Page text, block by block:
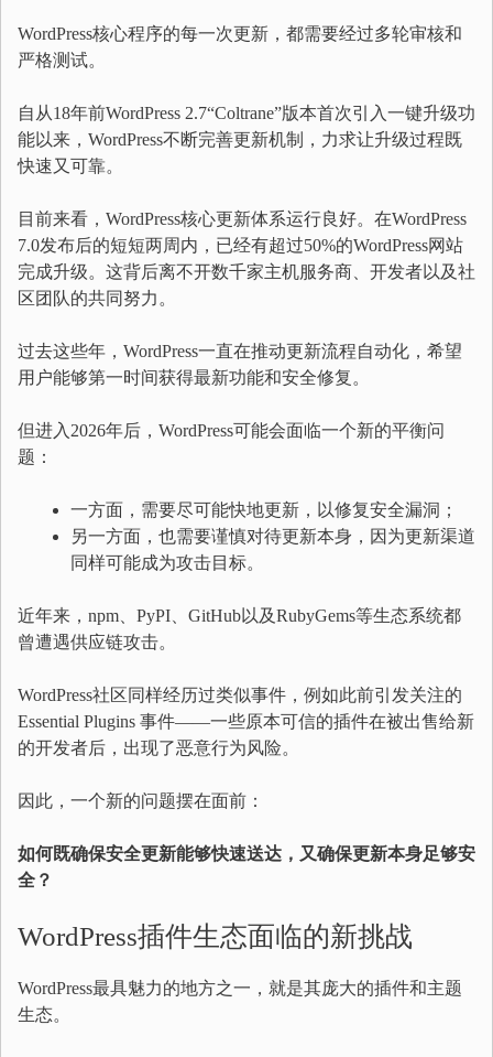
WordPress核心程序的每一次更新，都需要经过多轮审核和
严格测试。
自从18年前WordPress 2.7“Coltrane”版本首次引入一键升级功
能以来，WordPress不断完善更新机制，力求让升级过程既
快速又可靠。
目前来看，WordPress核心更新体系运行良好。在WordPress
7.0发布后的短短两周内，已经有超过50%的WordPress网站
完成升级。这背后离不开数千家主机服务商、开发者以及社
区团队的共同努力。
过去这些年，WordPress一直在推动更新流程自动化，希望
用户能够第一时间获得最新功能和安全修复。
但进入2026年后，WordPress可能会面临一个新的平衡问
题：
一方面，需要尽可能快地更新，以修复安全漏洞；
另一方面，也需要谨慎对待更新本身，因为更新渠道
同样可能成为攻击目标。
近年来，npm、PyPI、GitHub以及RubyGems等生态系统都
曾遭遇供应链攻击。
WordPress社区同样经历过类似事件，例如此前引发关注的
Essential Plugins 事件——一些原本可信的插件在被出售给新
的开发者后，出现了恶意行为风险。
因此，一个新的问题摆在面前：
如何既确保安全更新能够快速送达，又确保更新本身足够安
全？
WordPress插件生态面临的新挑战
WordPress最具魅力的地方之一，就是其庞大的插件和主题
生态。